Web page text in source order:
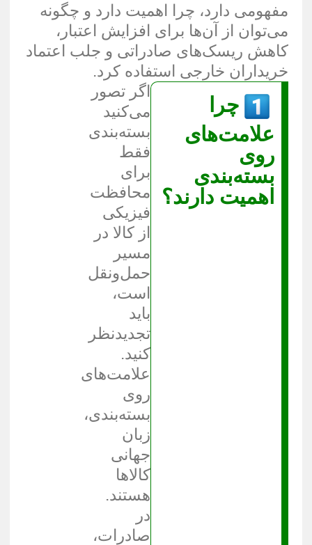
مفهومی دارد، چرا اهمیت دارد و چگونه
می‌توان از آن‌ها برای افزایش اعتبار،
کاهش ریسک‌های صادراتی و جلب اعتماد
خریداران خارجی استفاده کرد.
چرا
علامت‌های
روی
بسته‌بندی
اهمیت دارند؟
اگر تصور
می‌کنید
بسته‌بندی
فقط
برای
محافظت
فیزیکی
از کالا در
مسیر
حمل‌ونقل
است،
باید
تجدیدنظر
کنید.
علامت‌های
روی
بسته‌بندی،
زبان
جهانی
کالاها
هستند.
در
صادرات،